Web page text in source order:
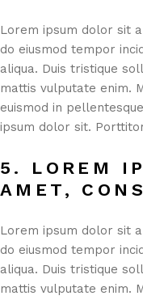
Lorem ipsum dolor sit
do eiusmod tempor
aliqua. Duis tristique
mattis vulputate enim.
euismod in
ipsum dolor sit.
5. LOREM
AMET,
Lorem ipsum dolor sit
do eiusmod tempor
aliqua. Duis tristique
mattis vulputate enim.